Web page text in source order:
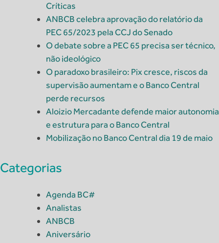
Críticas
ANBCB celebra aprovação do relatório da
PEC 65/2023 pela CCJ do Senado
O debate sobre a PEC 65 precisa ser técnico,
não ideológico
O paradoxo brasileiro: Pix cresce, riscos da
supervisão aumentam e o Banco Central
perde recursos
Aloizio Mercadante defende maior autonomia
e estrutura para o Banco Central
Mobilização no Banco Central dia 19 de maio
Categorias
Agenda BC#
Analistas
ANBCB
Aniversário